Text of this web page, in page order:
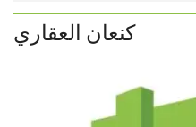
كنعان العقاري